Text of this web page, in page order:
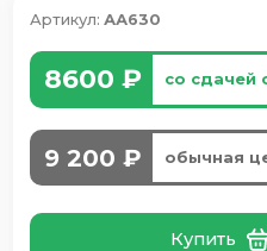
Артикул:АА630
8600 ₽ со сдачей
9 200 ₽ обычная
Купить